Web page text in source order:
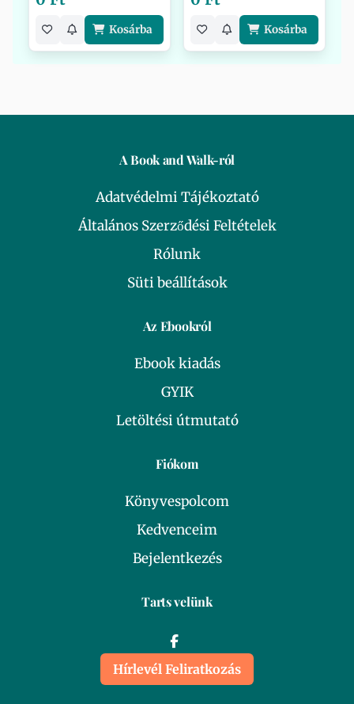
Kosárba Kosárba
A Book and Walk-ról
Adatvédelmi Tájékoztató
Általános Szerződési Feltételek
Rólunk
Süti beállítások
Az Ebookról
Ebook kiadás
GYIK
Letöltési útmutató
Fiókom
Könyvespolcom
Kedvenceim
Bejelentkezés
Tarts velünk
Hírlevél Feliratkozás